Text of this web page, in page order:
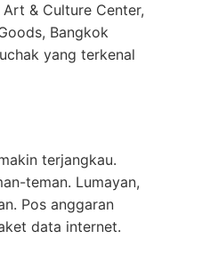
& Culture Center,
Bangkok
yang terkenal
terjangkau.
teman. Lumayan,
Pos anggaran
data internet.